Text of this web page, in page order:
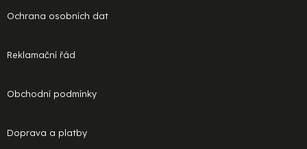
Ochrana osobních dat
Reklamační řád
Obchodní podmínky
Doprava a platby